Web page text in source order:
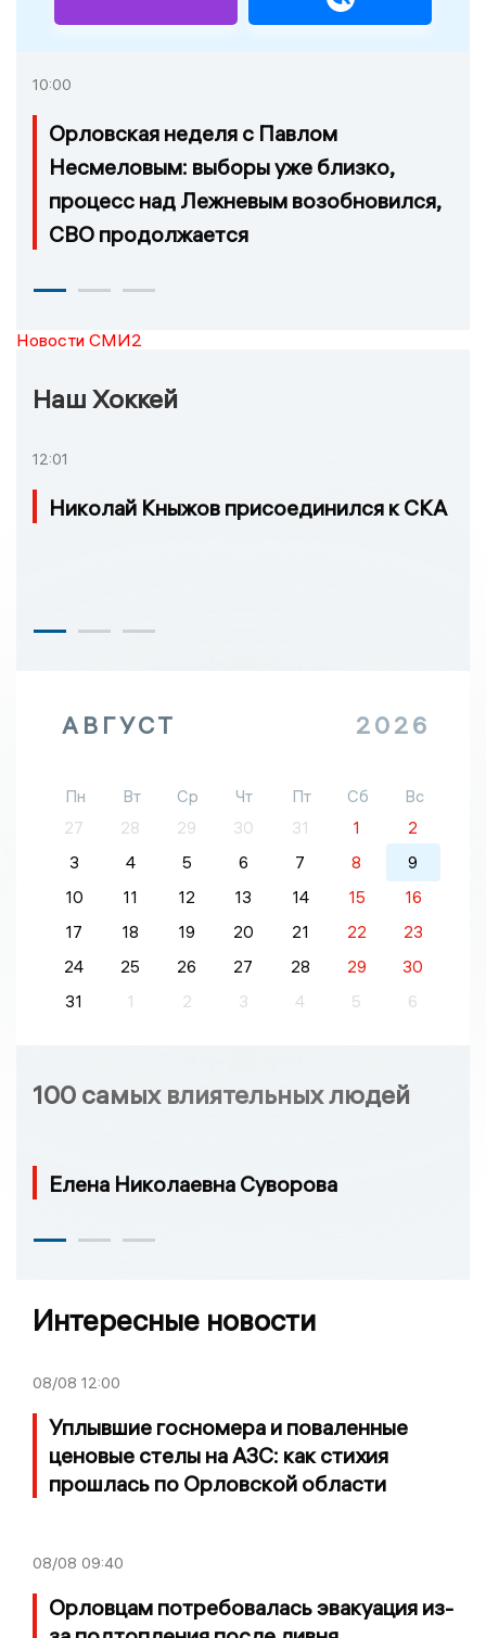
10:00
Орловская неделя с Павлом
Несмеловым: выборы уже близко,
процесс над Лежневым возобновился,
СВО продолжается
Новости СМИ2
Наш Хоккей
12:01
Николай Кныжов присоединился к СКА
АВГУСТ 2026
Пн Вт Ср Чт Пт Сб
Вс
27
28 29 30 31 1
2
3
4 5 6 7 8
9
10
11 12 13 14 15
16
17
18 19 20 21 22
23
24
25 26 27 28 29
30
31
1 2 3 4 5 6
100 самых влиятельных людей
Елена Николаевна Суворова
Интересные новости
08/08 12:00
Уплывшие госномера и поваленные
ценовые стелы на АЗС: как стихия
прошлась по Орловской области
08/08 09:40
Орловцам потребовалась эвакуация из-